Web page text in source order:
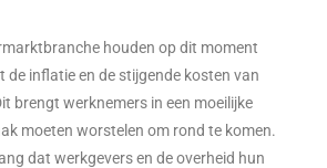
houden op dit moment
de inflatie en de stijgende kosten van
brengt werknemers in een moeilijke
moeten worstelen om rond te komen.
dat werkgevers en de overheid hun